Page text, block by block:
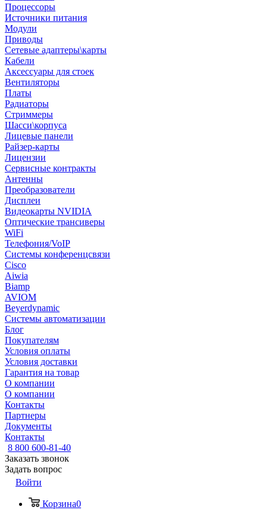
Процессоры
Источники питания
Модули
Приводы
Сетевые адаптеры\карты
Кабели
Аксессуары для стоек
Вентиляторы
Платы
Радиаторы
Стриммеры
Шасси\корпуса
Лицевые панели
Райзер-карты
Лицензии
Сервисные контракты
Антенны
Преобразователи
Дисплеи
Видеокарты NVIDIA
Оптические трансиверы
WiFi
Телефония/VoIP
Системы конференцсвязи
Cisco
Aiwia
Biamp
AVIOM
Beyerdynamic
Системы автоматизации
Блог
Покупателям
Условия оплаты
Условия доставки
Гарантия на товар
О компании
О компании
Контакты
Партнеры
Документы
Контакты
8 800 600-81-40
Заказать звонок
Задать вопрос
Войти
Корзина0